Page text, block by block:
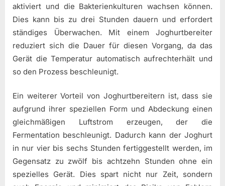
aktiviert und die Bakterienkulturen wachsen können.
Dies kann bis zu drei Stunden dauern und erfordert
ständiges Überwachen. Mit einem Joghurtbereiter
reduziert sich die Dauer für diesen Vorgang, da das
Gerät die Temperatur automatisch aufrechterhält und
so den Prozess beschleunigt.
Ein weiterer Vorteil von Joghurtbereitern ist, dass sie
aufgrund ihrer speziellen Form und Abdeckung einen
gleichmäßigen Luftstrom erzeugen, der die
Fermentation beschleunigt. Dadurch kann der Joghurt
in nur vier bis sechs Stunden fertiggestellt werden, im
Gegensatz zu zwölf bis achtzehn Stunden ohne ein
spezielles Gerät. Dies spart nicht nur Zeit, sondern